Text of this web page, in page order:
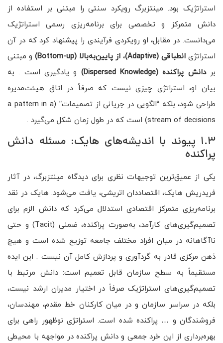
استراتژیک بود. مینتزبرگ رویکرد سنتی را مبتنی بر استفاده از
دانش متمرکز و تخصصی برای برنامه‌ریزی رسمی استراتژیک
می‌دانست. در مقابل، او رویکردی فرآیندی را پیشنهاد کرد که در آن
استراتژی انطباقی (Adaptive) ، از پایین‌به‌بالا (Bottom-up)
و مبتنی
بردانش پراکنده(Dispersed Knowledge)
و یادگیری است . به
بیان او، استراتژی چیزی نیست که صرفاً در اتاق هیئت‌مدیره
طراحی شود، بلکه “الگویی در جریانی از تصمیمات” (a pattern in a
stream of decisions) است که در طول زمان شکل می‌گیرد .
1.3 پیوند با اندیشه‌های هایک: مسئله دانش
پراکنده
یکی از عمیق‌ترین توجیهات نظری برای دیدگاه مینتزبرگ، در آثار
فریدریش هایک، اقتصاددان اتریشی، یافت می‌شود. هایک در نقد
برنامه‌ریزی متمرکز اقتصادی استدلال می‌کرد که دانش الزم برای
تصمیم‌گیری‌های کارآمد، به‌صورت پراکنده، ضمنی (Tacit) و حتی
ناآگاهانه در میان افراد مختلف جامعه توزیع شده است و هیچ
ذهن مرکزی قادر به گردآوری و پردازش کامل آن نیست . این ایده
مستقیماً به سطح سازمان قابل تعمیم است: دانش مرتبط با
تصمیم‌گیری‌های استراتژیک صرفاً در اختیار مدیران ارشد نیست،
بلکه در سراسر سازمان و در میان کارکنان خط مقدم، مهندسان،
فروشندگان و … پراکنده شده است. استراتژی نوظهور راهی برای
بهره‌برداری از این خرد جمعی و دانش پراکنده در مواجهه با محیطی